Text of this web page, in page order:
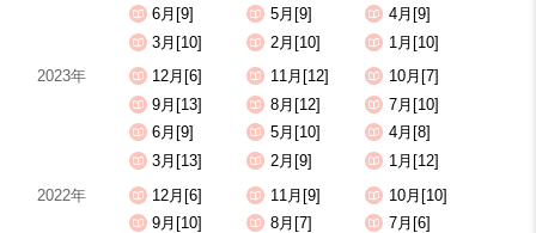
6月[9]
5月[9]
4月[9]
3月[10]
2月[10]
1月[10]
2023年
12月[6] 11月[12]
10月[7]
9月[13]
8月[12]
7月[10]
6月[9]
5月[10]
4月[8]
3月[13]
2月[9]
1月[12]
2022年
12月[6] 11月[9]
10月[10]
9月[10]
8月[7]
7月[6]